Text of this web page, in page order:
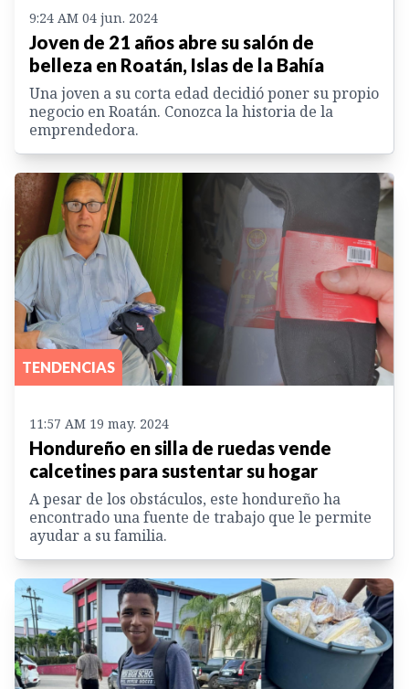
9:24 AM 04 jun. 2024
Joven de 21 años abre su salón de
belleza en Roatán, Islas de la Bahía
Una joven a su corta edad decidió poner su propio
negocio en Roatán. Conozca la historia de la
emprendedora.
TENDENCIAS
11:57 AM 19 may. 2024
Hondureño en silla de ruedas vende
calcetines para sustentar su hogar
A pesar de los obstáculos, este hondureño ha
encontrado una fuente de trabajo que le permite
ayudar a su familia.